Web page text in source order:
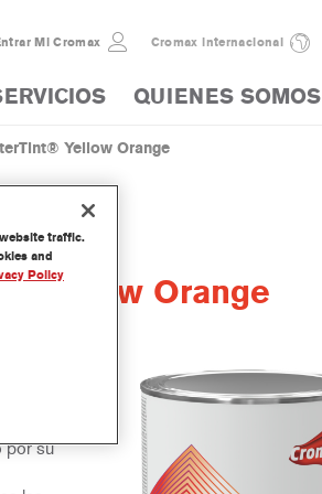
Mi Cromax Cromax internacional
QUIENES SOMOS
Yellow Orange
Yellow Orange
de
por su
traffic.
and
Policy